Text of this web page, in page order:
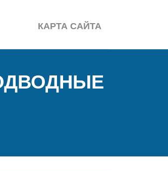
КАРТА САЙТА